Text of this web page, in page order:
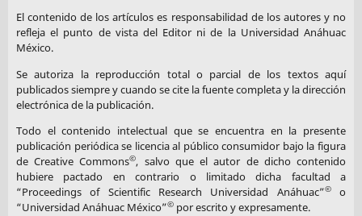
El contenido de los artículos es responsabilidad de los autores y no
refleja el punto de vista del Editor ni de la Universidad Anáhuac
México.
Se autoriza la reproducción total o parcial de los textos aquí
publicados siempre y cuando se cite la fuente completa y la dirección
electrónica de la publicación.
Todo el contenido intelectual que se encuentra en la presente
publicación periódica se licencia al público consumidor bajo la figura
de Creative Commons©, salvo que el autor de dicho contenido
hubiere pactado en contrario o limitado dicha facultad a
“Proceedings of Scientific Research Universidad Anáhuac”©o
“Universidad Anáhuac México”©por escrito y expresamente.